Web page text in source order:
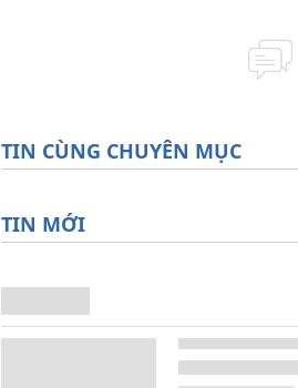
TIN CÙNG CHUYÊN MỤC
TIN MỚI